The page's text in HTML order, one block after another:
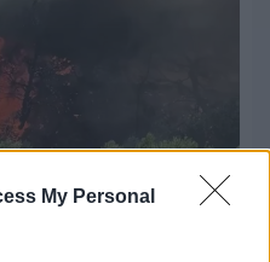
My Personal